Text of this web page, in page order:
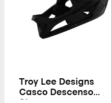
Troy Lee Designs
Casco Descenso